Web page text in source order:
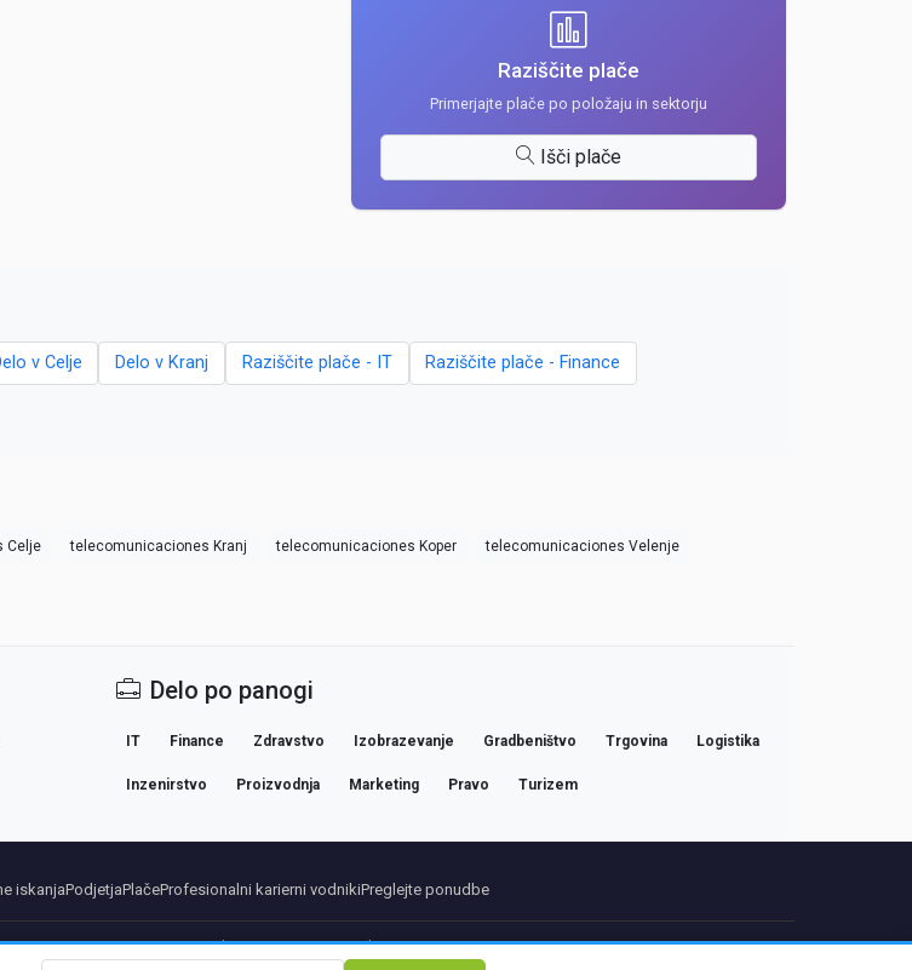
Raziščite plače
Primerjajte plače po položaju in sektorju
Išči plače
v Celje Delo v Kranj Raziščite plače - IT Raziščite plače - Finance
Celje telecomunicaciones Kranj telecomunicaciones Koper telecomunicaciones Velenje
Delo po panogi
IT Finance Zdravstvo Izobrazevanje Gradbeništvo Trgovina Logistika
Inzenirstvo Proizvodnja Marketing Pravo Turizem
iskanjaPodjetjaPlačeProfesionalni karierni vodnikiPreglejte ponudbe
TermsPremium termsCancel PremiumO nasKontakt